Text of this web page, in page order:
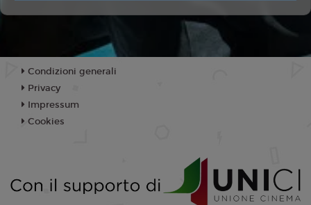
Condizioni generali
Privacy
Impressum
Cookies